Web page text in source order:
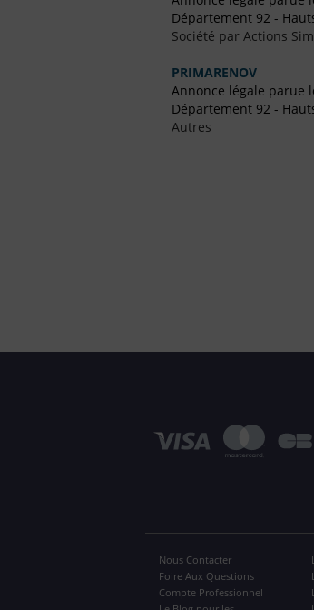
Département 92 -
Société par Actions
PRIMARENOV
Annonce légale parue
Département 92 -
Autres
Nous Contacter
Foire Aux Questions
Compte Professionnel